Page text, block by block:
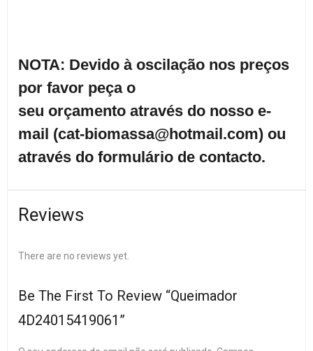
NOTA: Devido à oscilação nos preços
por favor peça o
seu orçamento através do nosso e-
mail (cat-biomassa@hotmail.com) ou
através do formulário de contacto.
Reviews
There are no reviews yet.
Be The First To Review “Queimador
4D24015419061”